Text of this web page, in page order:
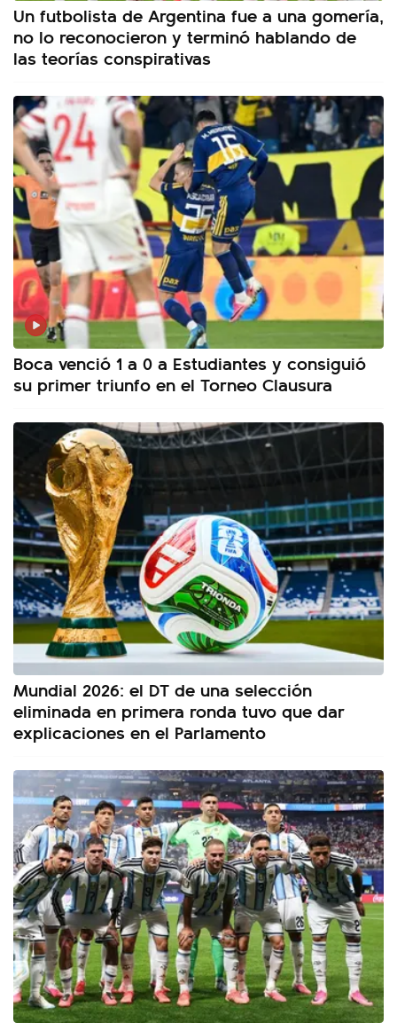
Un futbolista de Argentina fue a una gomería,
no lo reconocieron y terminó hablando de
las teorías conspirativas
Boca venció 1 a 0 a Estudiantes y consiguió
su primer triunfo en el Torneo Clausura
Mundial 2026: el DT de una selección
eliminada en primera ronda tuvo que dar
explicaciones en el Parlamento